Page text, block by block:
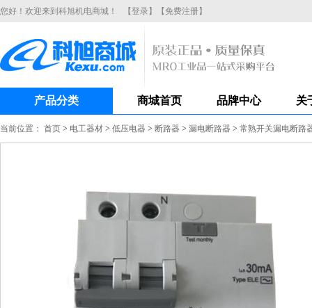
您好！欢迎来到科旭机电商城！ 【登录】 【免费注册】
产品分类 商城首页 品牌中心 关
当前位置： 首页 > 电工器材 > 低压电器 > 断路器 > 漏电断路器 > 常熟开关漏电断路